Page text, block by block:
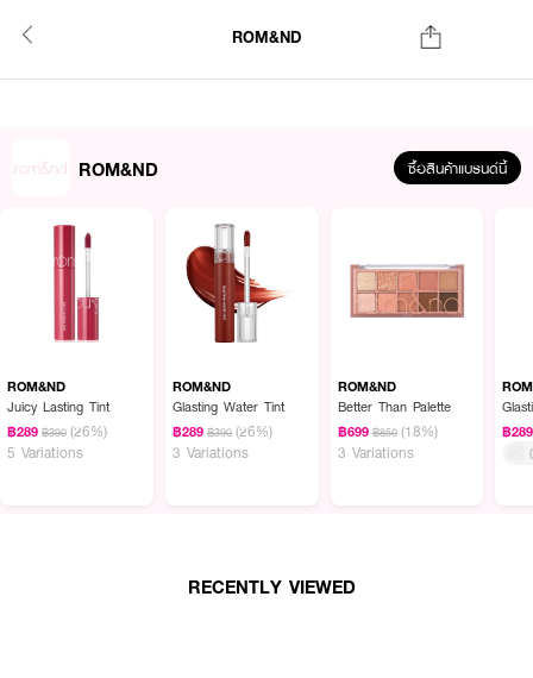
ROM&ND
ROM&ND ซื้อสินค้าแบรนด์นี้
ROM&ND
Juicy Lasting Tint
฿289 ฿390 (26%)
5 Variations
ROM&ND
Glasting Water Tint
฿289 ฿390 (26%)
3 Variations
ROM&ND
Better Than Palette
฿699 ฿850 (18%)
3 Variations
฿289
RECENTLY VIEWED